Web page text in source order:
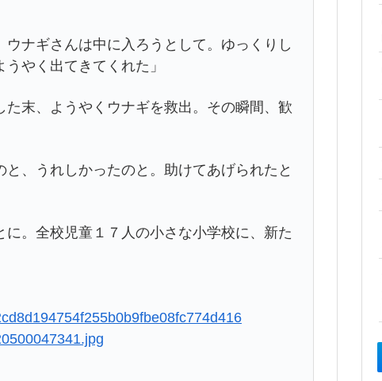
ナギさんは中に入ろうとして。ゆっくりし
やく出てきてくれた」
末、ようやくウナギを救出。その瞬間、歓
、うれしかったのと。助けてあげられたと
。全校児童１７人の小さな小学校に、新た